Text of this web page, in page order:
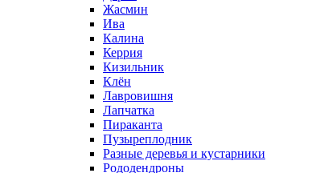
Жасмин
Ива
Калина
Керрия
Кизильник
Клён
Лавровишня
Лапчатка
Пираканта
Пузыреплодник
Разные деревья и кустарники
Рододендроны